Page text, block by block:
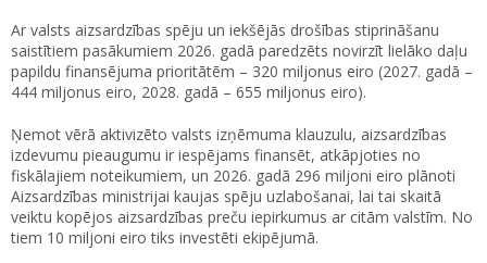
Ar valsts aizsardzības spēju un iekšējās drošības stiprināšanu
saistītiem pasākumiem 2026. gadā paredzēts novirzīt lielāko daļu
papildu finansējuma prioritātēm – 320 miljonus eiro (2027. gadā –
444 miljonus eiro, 2028. gadā – 655 miljonus eiro).
Ņemot vērā aktivizēto valsts izņēmuma klauzulu, aizsardzības
izdevumu pieaugumu ir iespējams finansēt, atkāpjoties no
fiskālajiem noteikumiem, un 2026. gadā 296 miljoni eiro plānoti
Aizsardzības ministrijai kaujas spēju uzlabošanai, lai tai skaitā
veiktu kopējos aizsardzības preču iepirkumus ar citām valstīm. No
tiem 10 miljoni eiro tiks investēti ekipējumā.